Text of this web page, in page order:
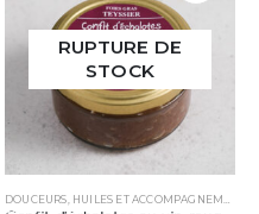
RUPTURE DE
STOCK
DOUCEURS, HUILES ET ACCOMPAGNEMENTS